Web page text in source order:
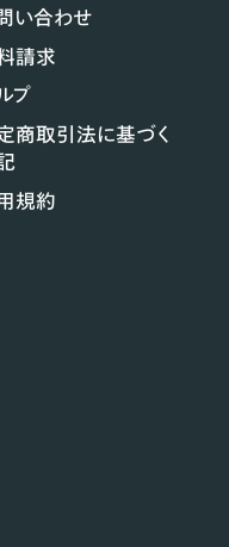
い合わせ
請求
プ
商取引法に基づく
規約